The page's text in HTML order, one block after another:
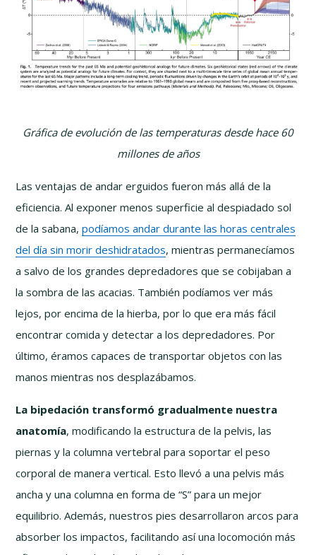
Gráfica de evolución de las temperaturas desde hace 60
millones de años
Las ventajas de andar erguidos fueron más allá de la
eficiencia. Al exponer menos superficie al despiadado sol
de la sabana,podíamos andar durante las horas centrales
del día sin morir deshidratados, mientras permanecíamos
a salvo de los grandes depredadores que se cobijaban a
la sombra de las acacias. También podíamos ver más
lejos, por encima de la hierba, por lo que era más fácil
encontrar comida y detectar a los depredadores. Por
último, éramos capaces de transportar objetos con las
manos mientras nos desplazábamos.
La bipedación transformó gradualmente nuestra
anatomía, modificando la estructura de la pelvis, las
piernas y la columna vertebral para soportar el peso
corporal de manera vertical. Esto llevó a una pelvis más
ancha y una columna en forma de “S” para un mejor
equilibrio. Además, nuestros pies desarrollaron arcos para
absorber los impactos, facilitando así una locomoción más